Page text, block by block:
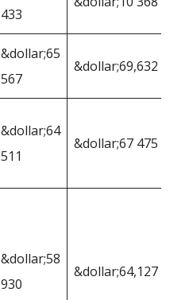
433
&dollar;65
567
&dollar;69,632
&dollar;64
511
&dollar;67 475
&dollar;58
930
&dollar;64,127